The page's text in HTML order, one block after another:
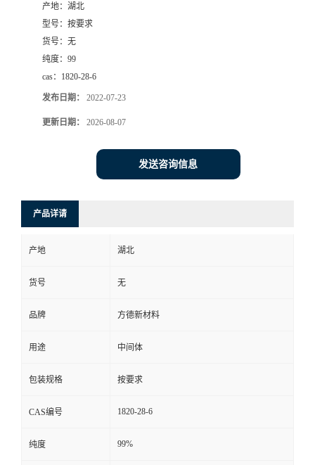
产地： 湖北
型号： 按要求
货号： 无
纯度： 99
cas： 1820-28-6
发布日期： 2022-07-23
更新日期： 2026-08-07
发送咨询信息
产品详请
产地 湖北
货号 无
品牌 方德新材料
用途 中间体
包装规格 按要求
CAS编号 1820-28-6
纯度 99%